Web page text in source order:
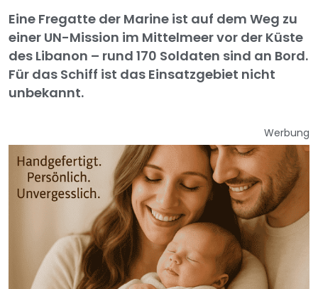
Eine Fregatte der Marine ist auf dem Weg zu
einer UN-Mission im Mittelmeer vor der Küste
des Libanon – rund 170 Soldaten sind an Bord.
Für das Schiff ist das Einsatzgebiet nicht
unbekannt.
Werbung